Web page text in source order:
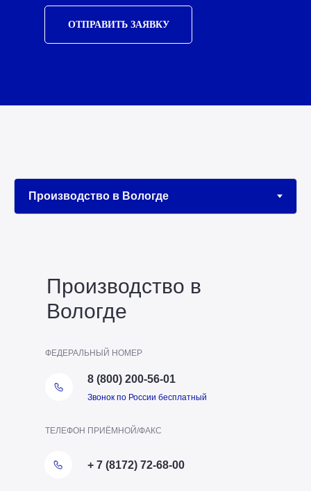
ОТПРАВИТЬ ЗАЯВКУ
Производство в
Вологде
+ 7 (8172) 72-68-00
ТЕЛЕФОН ПРИЁМНОЙ/ФАКС
ФЕДЕРАЛЬНЫЙ НОМЕР
8 (800) 200-56-01
Звонок по России бесплатный